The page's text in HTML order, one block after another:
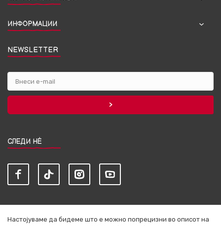
ИНФОРМАЦИИ
NEWSLETTER
СЛЕДИ НЀ
Настојуваме да бидеме што е можно попрецизни во описот на